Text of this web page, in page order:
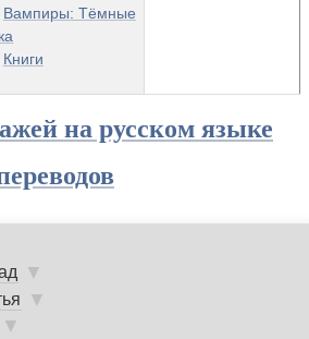
Вампиры: Тёмные
Книги
на русском языке
▼
▼
▼